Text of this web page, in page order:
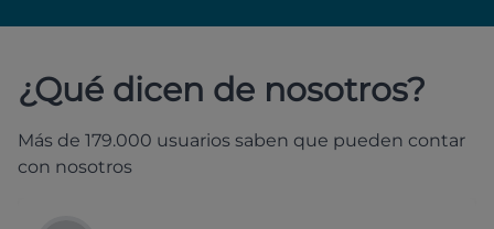
¿Qué dicen de nosotros?
Más de 179.000 usuarios saben que pueden contar
con nosotros